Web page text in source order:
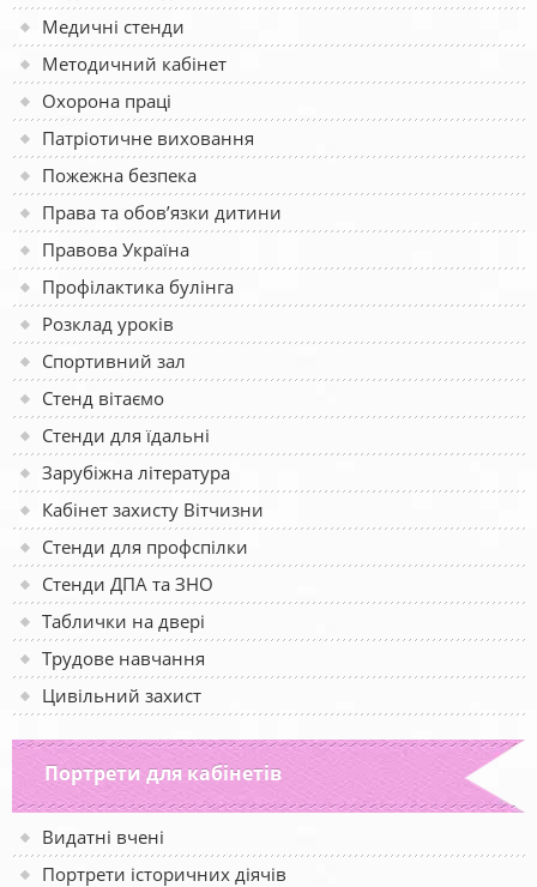
Медичні стенди
Методичний кабінет
Охорона праці
Патріотичне виховання
Пожежна безпека
Права та обов’язки дитини
Правова Україна
Профілактика булінга
Розклад уроків
Спортивний зал
Стенд вітаємо
Стенди для їдальні
Зарубіжна література
Кабінет захисту Вітчизни
Стенди для профспілки
Стенди ДПА та ЗНО
Таблички на двері
Трудове навчання
Цивільний захист
Портрети для кабінетів
Видатні вчені
Портрети історичних діячів